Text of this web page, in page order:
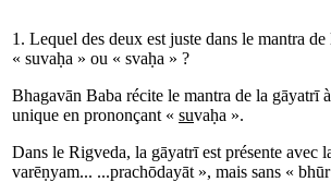
1. Lequel des deux est juste dans le mantra
« suvaḥa » ou « svaḥa » ?
Bhagavān Baba récite le mantra de la gāyatrī
unique en prononçant « suvaḥa ».
Dans le Rigveda, la gāyatrī est présente avec
varēṇyam... ...prachōdayāt », mais sans «